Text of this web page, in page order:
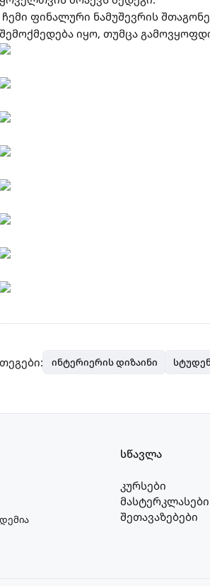
ჩემი ფინალური ნამუშევრის
შემოქმედება იყო, თუმცა
თეგები: ინტერიერის დიზაინი
სწავლა
კურსები
მასტერკლასები
შეთავაზებები